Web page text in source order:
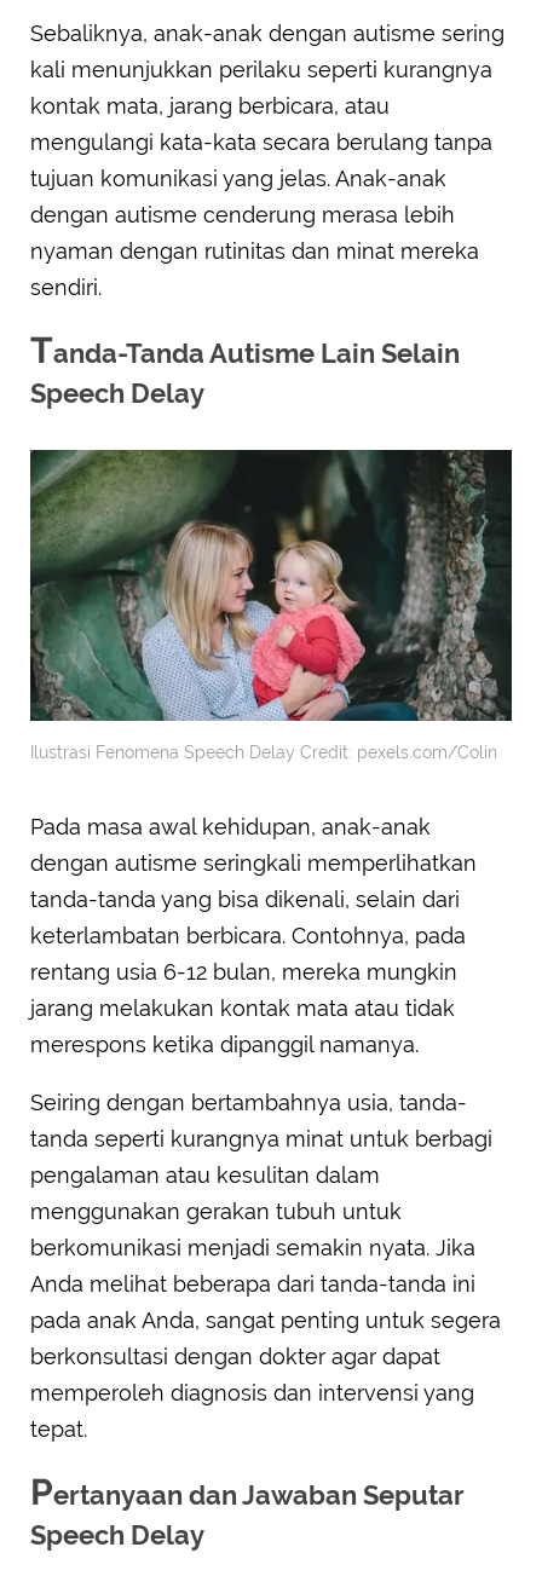
Sebaliknya, anak-anak dengan autisme sering
kali menunjukkan perilaku seperti kurangnya
kontak mata, jarang berbicara, atau
mengulangi kata-kata secara berulang tanpa
tujuan komunikasi yang jelas. Anak-anak
dengan autisme cenderung merasa lebih
nyaman dengan rutinitas dan minat mereka
sendiri.
Tanda-Tanda Autisme Lain Selain
Speech Delay
Ilustrasi Fenomena Speech Delay Credit: pexels.com/Colin
Pada masa awal kehidupan, anak-anak
dengan autisme seringkali memperlihatkan
tanda-tanda yang bisa dikenali, selain dari
keterlambatan berbicara. Contohnya, pada
rentang usia 6-12 bulan, mereka mungkin
jarang melakukan kontak mata atau tidak
merespons ketika dipanggil namanya.
Seiring dengan bertambahnya usia, tanda-
tanda seperti kurangnya minat untuk berbagi
pengalaman atau kesulitan dalam
menggunakan gerakan tubuh untuk
berkomunikasi menjadi semakin nyata. Jika
Anda melihat beberapa dari tanda-tanda ini
pada anak Anda, sangat penting untuk segera
berkonsultasi dengan dokter agar dapat
memperoleh diagnosis dan intervensi yang
tepat.
Pertanyaan dan Jawaban Seputar
Speech Delay